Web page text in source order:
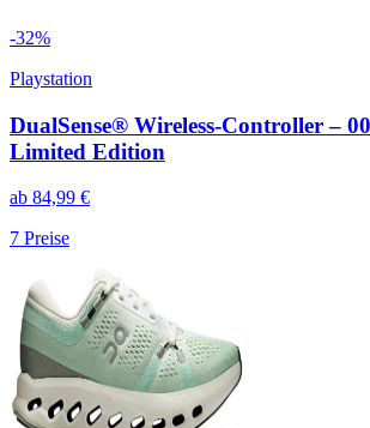
-32%
Playstation
DualSense® Wireless-Controller –
Limited Edition
ab 84,99 €
7 Preise